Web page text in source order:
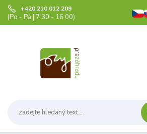
+420 210 012 209
(Po - Pá | 7:30 - 16:00)